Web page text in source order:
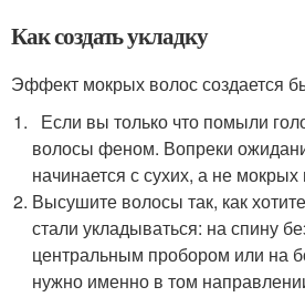
Как создать укладку
Эффект мокрых волос создается
Если вы только что помыли
волосы феном. Вопреки
начинается с сухих, а не мокрых
Высушите волосы так, как
стали укладываться: на спину
центральным пробором или на
нужно именно в том